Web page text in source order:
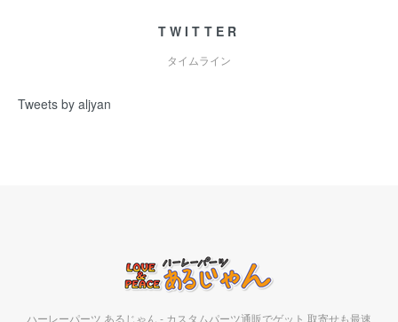
TWITTER
タイムライン
Tweets by aljyan
ハーレーパーツ あるじゃん - カスタムパーツ通販でゲット 取寄せも最速